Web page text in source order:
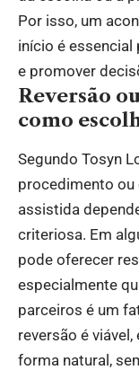
Por isso, um
início é
e promover
Reversão
como
Segundo Tosyn
procedimento
assistida
criteriosa. Em
pode oferecer
especialmente
parceiros é um
reversão é
forma natural,